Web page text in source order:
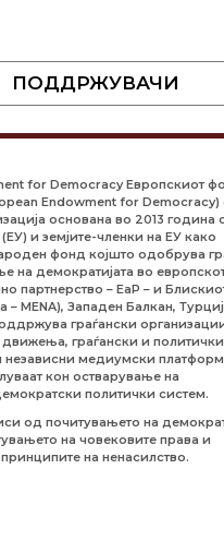
ПОДДРЖУВАЧИ
for Democracy Европскиот
Endowment for Democracy)
основана во 2013 година
и земјите-членки на ЕУ како
фонд којшто одобрува
на демократијата во
партнерство – EaP – и
MENA), Западен Балкан,
граѓански
граѓански и политички
независни медиумски
кон остварување на
политички систем.
од почитувањето на
на човековите права и
на ненасилство.